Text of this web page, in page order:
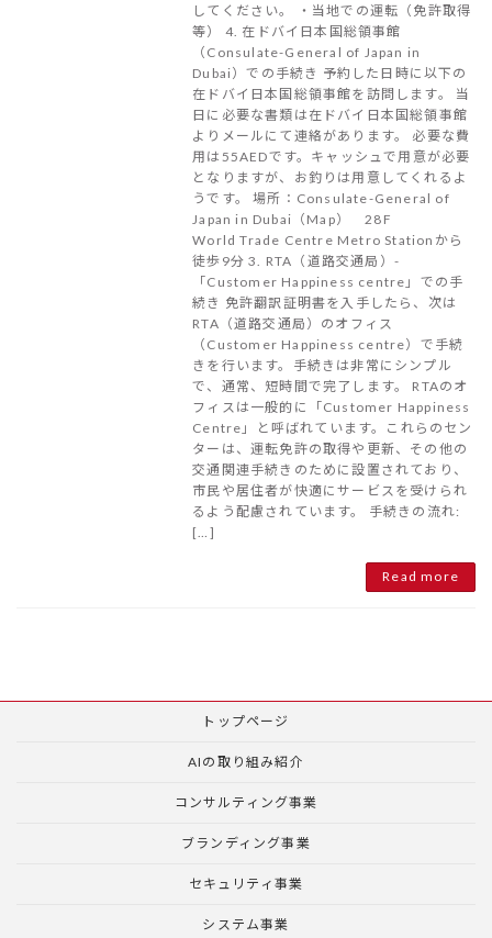
してください。 ・当地での運転（免許取得
等） 4. 在ドバイ日本国総領事館
（Consulate-General of Japan in
Dubai）での手続き 予約した日時に以下の
在ドバイ日本国総領事館を訪問します。 当
日に必要な書類は在ドバイ日本国総領事館
よりメールにて連絡があります。 必要な費
用は55AEDです。キャッシュで用意が必要
となりますが、お釣りは用意してくれるよ
うです。 場所：Consulate-General of
Japan in Dubai（Map） 28F
World Trade Centre Metro Stationから
徒歩9分 3. RTA（道路交通局）-
「Customer Happiness centre」での手
続き 免許翻訳証明書を入手したら、次は
RTA（道路交通局）のオフィス
（Customer Happiness centre）で手続
きを行います。手続きは非常にシンプル
で、通常、短時間で完了します。 RTAのオ
フィスは一般的に「Customer Happiness
Centre」と呼ばれています。これらのセン
ターは、運転免許の取得や更新、その他の
交通関連手続きのために設置されており、
市民や居住者が快適にサービスを受けられ
るよう配慮されています。 手続きの流れ:
[…]
Read more
トップページ
AIの取り組み紹介
コンサルティング事業
ブランディング事業
セキュリティ事業
システム事業